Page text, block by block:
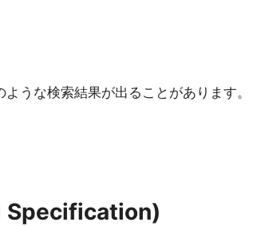
うな検索結果が出ることがあります。
Specification)